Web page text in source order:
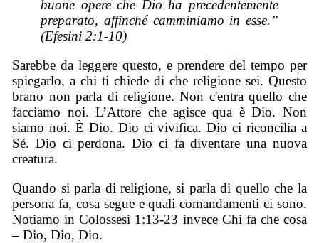
buone opere che Dio ha precedentemente
preparato, affinché camminiamo in esse.”
(Efesini 2:1-10)
Sarebbe da leggere questo, e prendere del tempo per
spiegarlo, a chi ti chiede di che religione sei. Questo
brano non parla di religione. Non c'entra quello che
facciamo noi. L’Attore che agisce qua è Dio. Non
siamo noi. È Dio. Dio ci vivifica. Dio ci riconcilia a
Sé. Dio ci perdona. Dio ci fa diventare una nuova
creatura.
Quando si parla di religione, si parla di quello che la
persona fa, cosa segue e quali comandamenti ci sono.
Notiamo in Colossesi 1:13-23 invece Chi fa che cosa
– Dio, Dio, Dio.